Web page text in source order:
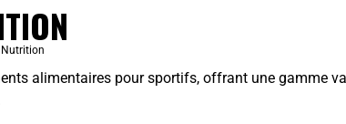
alimentaires pour sportifs, offrant une gamme